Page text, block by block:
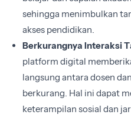
sehingga menimbulkan
akses pendidikan.
Berkurangnya Interaksi
platform digital
langsung antara dosen
berkurang. Hal ini dapat
keterampilan sosial dan